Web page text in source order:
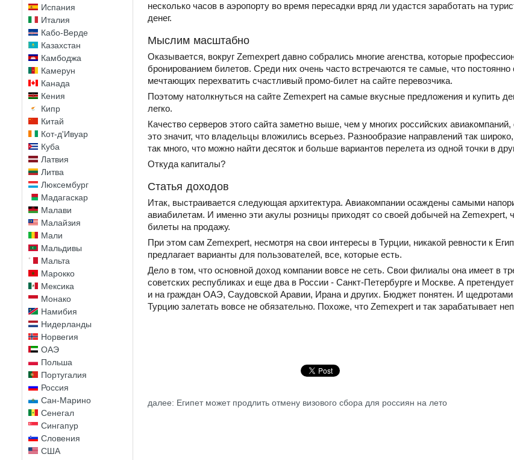
Испания
Италия
Кабо-Верде
Казахстан
Камбоджа
Камерун
Канада
Кения
Кипр
Китай
Кот-д'Ивуар
Куба
Латвия
Литва
Люксембург
Мадагаскар
Малави
Малайзия
Мали
Мальдивы
Мальта
Марокко
Мексика
Монако
Намибия
Нидерланды
Норвегия
ОАЭ
Польша
Португалия
Россия
Сан-Марино
Сенегал
Сингапур
Словения
США
несколько часов в аэропорту во время пересадки вряд ли удастся заработать на
денег.
Мыслим масштабно
Оказывается, вокруг Zemexpert давно собрались многие агенства, которые
бронированием билетов. Среди них очень часто встречаются те самые, что
мечтающих перехватить счастливый промо-билет на сайте перевозчика.
Поэтому натолкнуться на сайте Zemexpert на самые вкусные предложения и купить
легко.
Качество серверов этого сайта заметно выше, чем у многих российских
это значит, что владельцы вложились всерьез. Разнообразие направлений так
так много, что можно найти десяток и больше вариантов перелета из одной точки в
Откуда капиталы?
Статья доходов
Итак, выстраивается следующая архитектура. Авиакомпании осаждены самыми
авиабилетам. И именно эти акулы розницы приходят со своей добычей на
билеты на продажу.
При этом сам Zemexpert, несмотря на свои интересы в Турции, никакой ревности к
предлагает варианты для пользователей, все, которые есть.
Дело в том, что основной доход компании вовсе не сеть. Свои филиалы она имеет в
советских республиках и еще два в России - Санкт-Петербурге и Москве. А
и на граждан ОАЭ, Саудовской Аравии, Ирана и других. Бюджет понятен. И
Турцию залетать вовсе не обязательно. Похоже, что Zemexpert и так зарабатывает
далее: Египет может продлить отмену визового сбора для россиян на лето